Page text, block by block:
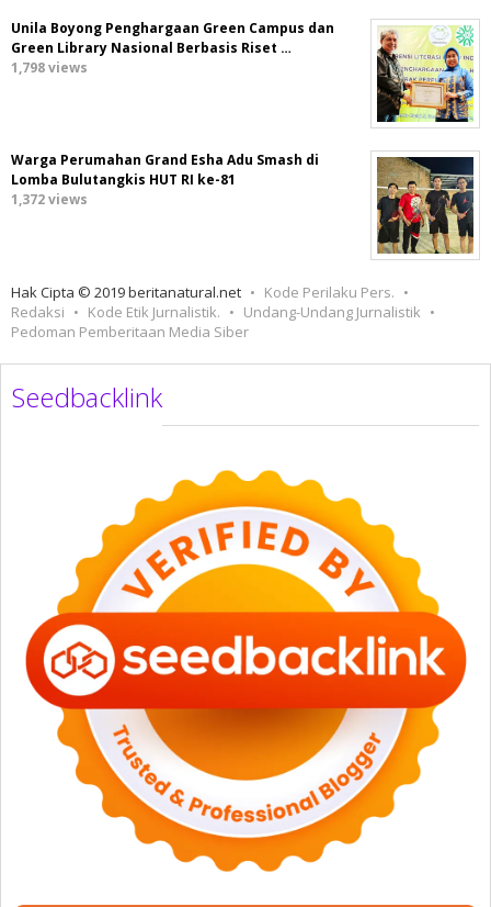
Unila Boyong Penghargaan Green Campus dan
Green Library Nasional Berbasis Riset …
1,798 views
Warga Perumahan Grand Esha Adu Smash di
Lomba Bulutangkis HUT RI ke-81
1,372 views
Hak Cipta © 2019 beritanatural.net
Kode Perilaku Pers.
Redaksi
Kode Etik Jurnalistik.
Undang-Undang Jurnalistik
Pedoman Pemberitaan Media Siber
Seedbacklink